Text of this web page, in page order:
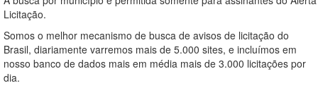
Licitação.
Somos o melhor mecanismo de busca de avisos de licitação do
Brasil, diariamente varremos mais de 5.000 sites, e incluímos em
nosso banco de dados mais em média mais de 3.000 licitações por
dia.